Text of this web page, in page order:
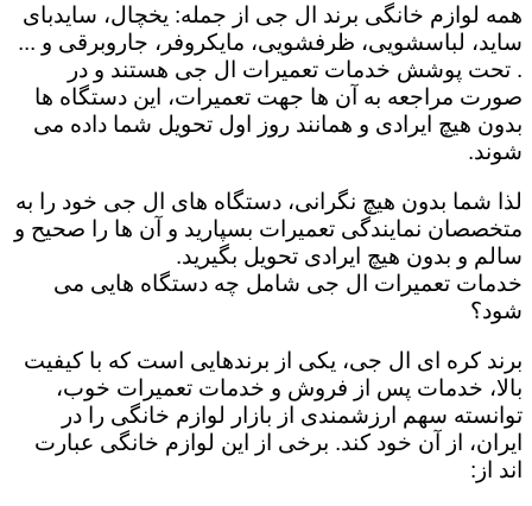
همه لوازم خانگی برند ال جی از جمله: یخچال، سایدبای
ساید، لباسشویی، ظرفشویی، مایکروفر، جاروبرقی و ...
. تحت پوشش خدمات تعمیرات ال جی هستند و در
صورت مراجعه به آن ها جهت تعمیرات، این دستگاه ها
بدون هیچ ایرادی و همانند روز اول تحویل شما داده می
شوند.
لذا شما بدون هیچ نگرانی، دستگاه های ال جی خود را به
متخصصان نمایندگی تعمیرات بسپارید و آن ها را صحیح و
سالم و بدون هیچ ایرادی تحویل بگیرید.
خدمات تعمیرات ال جی شامل چه دستگاه هایی می
شود؟
برند کره ای ال جی، یکی از برندهایی است که با کیفیت
بالا، خدمات پس از فروش و خدمات تعمیرات خوب،
توانسته سهم ارزشمندی از بازار لوازم خانگی را در
ایران، از آن خود کند. برخی از این لوازم خانگی عبارت
اند از: